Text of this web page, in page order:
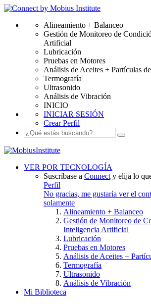
Alineamiento + Balanceo
Gestión de Monitoreo de
Artificial
Lubricación
Pruebas en Motores
Análisis de Aceites + Partículas
Termografía
Ultrasonido
Análisis de Vibración
INICIO
INICIAR SESIÓN
Crear Perfil
VER POR TECNOLOGÍA
Suscríbase a Connect y elija lo
Perfil
No gracias, me gustaría ver el
solamente
Alineamiento + Balanceo
Gestión de Monitoreo de
Inteligencia Artificial
Lubricación
Pruebas en Motores
Análisis de Aceites +
Termografía
Ultrasonido
Análisis de Vibración
Mi Biblioteca